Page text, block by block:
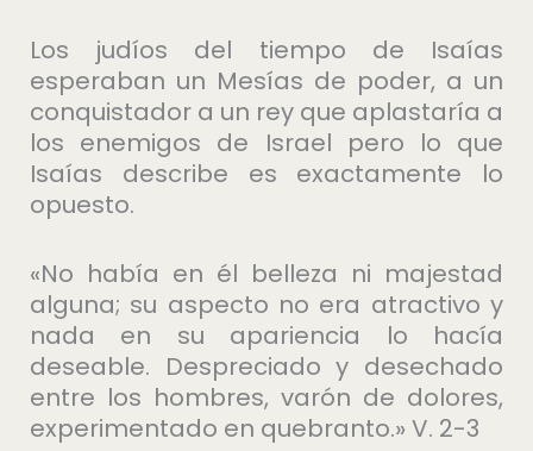
Los judíos del tiempo de Isaías
esperaban un Mesías de poder, a un
conquistador a un rey que aplastaría a
los enemigos de Israel pero lo que
Isaías describe es exactamente lo
opuesto.
«No había en él belleza ni majestad
alguna; su aspecto no era atractivo y
nada en su apariencia lo hacía
deseable. Despreciado y desechado
entre los hombres, varón de dolores,
experimentado en quebranto.» V. 2-3